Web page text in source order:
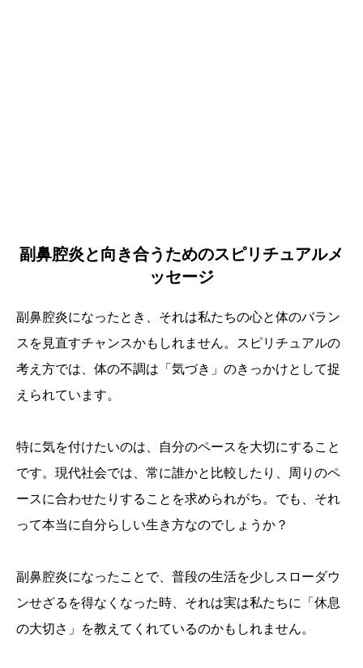
副鼻腔炎と向き合うためのスピリチュアルメ
ッセージ
副鼻腔炎になったとき、それは私たちの心と体のバラン
スを見直すチャンスかもしれません。スピリチュアルの
考え方では、体の不調は「気づき」のきっかけとして捉
えられています。
特に気を付けたいのは、自分のペースを大切にすること
です。現代社会では、常に誰かと比較したり、周りのペ
ースに合わせたりすることを求められがち。でも、それ
って本当に自分らしい生き方なのでしょうか？
副鼻腔炎になったことで、普段の生活を少しスローダウ
ンせざるを得なくなった時、それは実は私たちに「休息
の大切さ」を教えてくれているのかもしれません。